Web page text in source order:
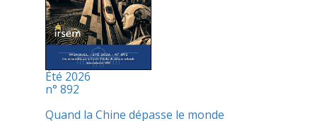
Été 2026
n° 892
Quand la Chine dépasse le monde